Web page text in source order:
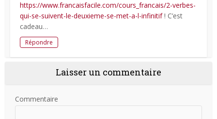
https://www.francaisfacile.com/cours_francais/2-verbes-
qui-se-suivent-le-deuxieme-se-met-a-l-infinitif! C’est
cadeau…
Répondre
Laisser un commentaire
Commentaire